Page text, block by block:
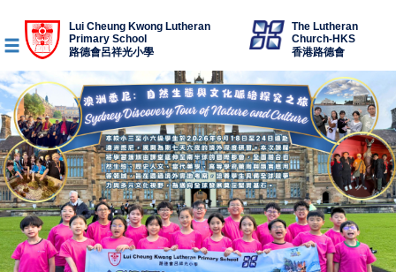
Lui Cheung Kwong Lutheran
Primary School
路德會呂祥光小學
The Lutheran
Church-HKS
香港路德會